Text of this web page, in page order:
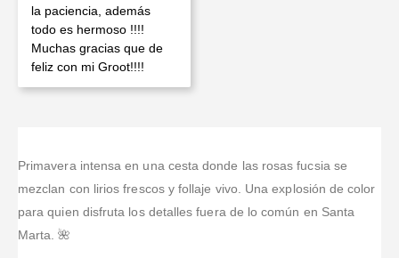
la paciencia, además
todo es hermoso !!!!
Muchas gracias que de
feliz con mi Groot!!!!
Primavera intensa en una cesta donde las rosas fucsia se
mezclan con lirios frescos y follaje vivo. Una explosión de color
para quien disfruta los detalles fuera de lo común en Santa
Marta. 🌺